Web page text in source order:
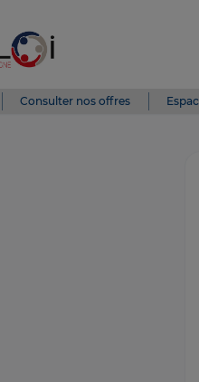
Consulter nos offres